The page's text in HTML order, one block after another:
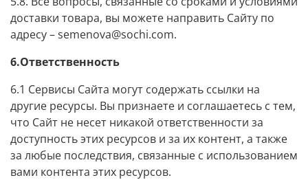
доставки товара, вы можете направить Сайту по
адресу – semenova@sochi.com.
6.Ответственность
6.1 Сервисы Сайта могут содержать ссылки на
другие ресурсы. Вы признаете и соглашаетесь с тем,
что Сайт не несет никакой ответственности за
доступность этих ресурсов и за их контент, а также
за любые последствия, связанные с использованием
вами контента этих ресурсов.